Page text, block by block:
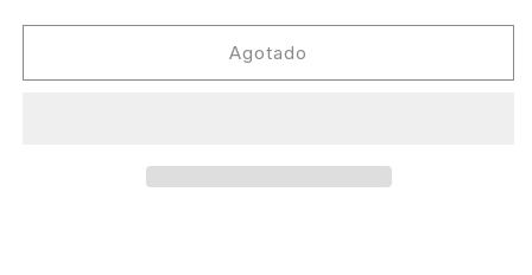
para
-
para
-
Agotado